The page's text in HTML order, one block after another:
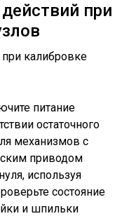
при
питание
остаточного
механизмов с
приводом
используя
состояние
и шпильки